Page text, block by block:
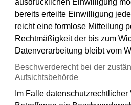
ausdrücklichen Einwilligung
bereits erteilte Einwilligung
reicht eine formlose Mitteilung
Rechtmäßigkeit der bis zum
Datenverarbeitung bleibt vom
Beschwerderecht bei der
Aufsichtsbehörde
Im Falle